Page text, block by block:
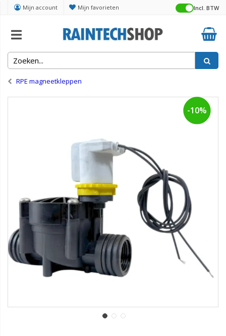
Mijn account Mijn favorieten Incl. BTW
Home
Kleppen, manifolds en putten
Magneetkleppen stuurventielen
RPE magneetkleppen
-10%